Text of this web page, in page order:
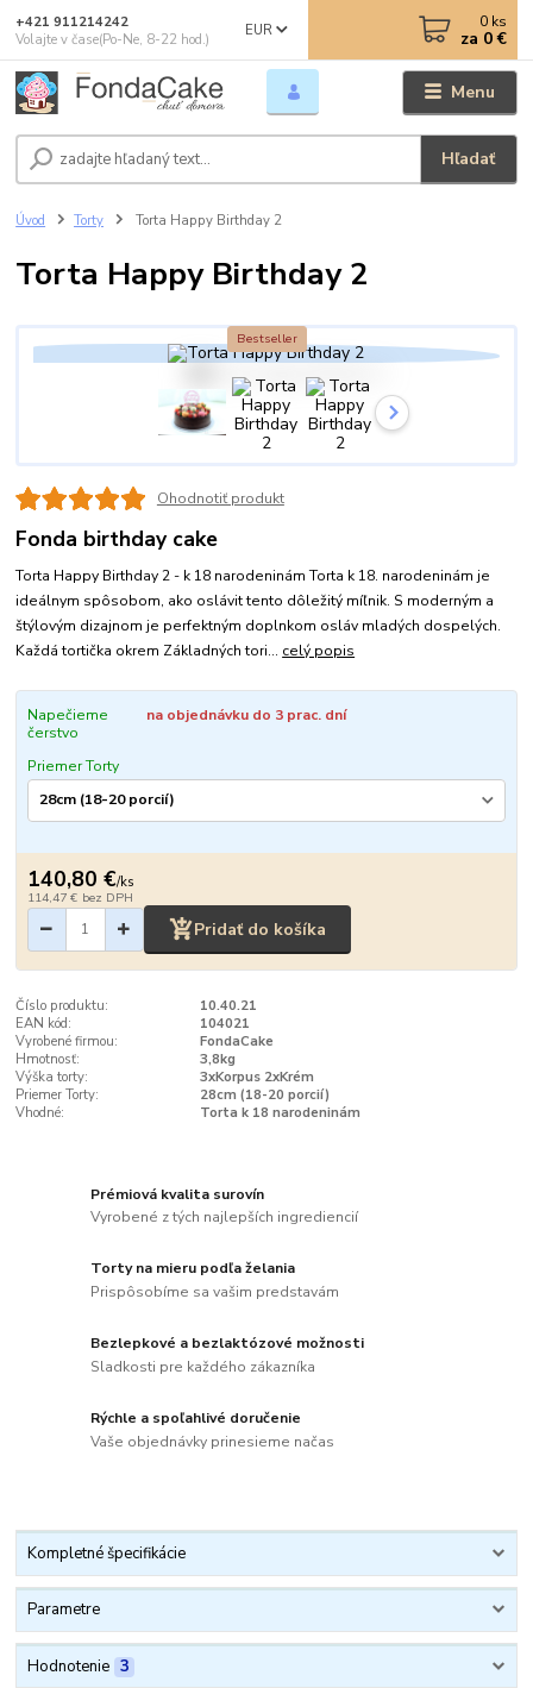
Menu
EUR
Hľadať
+421 911214242
Volajte v čase(Po-Ne, 8-22 hod.)
0 ks
za 0 €
Úvod Torty Torta Happy Birthday 2
Torta Happy Birthday 2
Bestseller
Ohodnotiť produkt
Fonda birthday cake
Torta Happy Birthday 2 - k 18 narodeninám Torta k 18. narodeninám je
ideálnym spôsobom, ako oslávit tento dôležitý míľnik. S moderným a
štýlovým dizajnom je perfektným doplnkom osláv mladých dospelých.
Každá tortička okrem Základných tori... celý popis
Napečieme
čerstvo
na objednávku do 3 prac. dní
Priemer Torty
140,80 €/ks
114,47 € bez DPH
Pridať do košíka
Číslo produktu:
10.40.21
EAN kód:
104021
Vyrobené firmou:
FondaCake
Hmotnosť:
3,8kg
Výška torty:
3xKorpus 2xKrém
Priemer Torty:
28cm (18-20 porcií)
Vhodné:
Torta k 18 narodeninám
Prémiová kvalita surovín
Vyrobené z tých najlepších ingrediencií
Torty na mieru podľa želania
Prispôsobíme sa vašim predstavám
Bezlepkové a bezlaktózové možnosti
Sladkosti pre každého zákazníka
Rýchle a spoľahlivé doručenie
Vaše objednávky prinesieme načas
Kompletné špecifikácie
Parametre
Hodnotenie 3